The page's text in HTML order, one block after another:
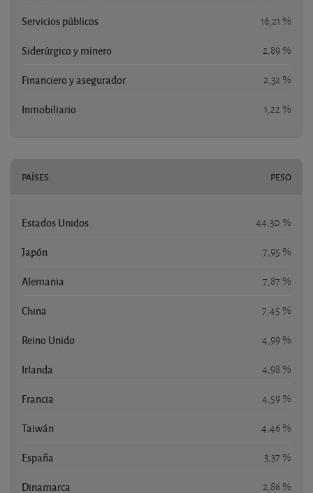
Servicios públicos 16,21 %
Siderúrgico y minero 2,89 %
Financiero y asegurador 2,32 %
Inmobiliario 1,22 %
PAÍSES PESO
Estados Unidos 44,30 %
Japón 7,95 %
Alemania 7,87 %
China 7,45 %
Reino Unido 4,99 %
Irlanda 4,98 %
Francia 4,59 %
Taiwán 4,46 %
España 3,37 %
Dinamarca 2,86 %